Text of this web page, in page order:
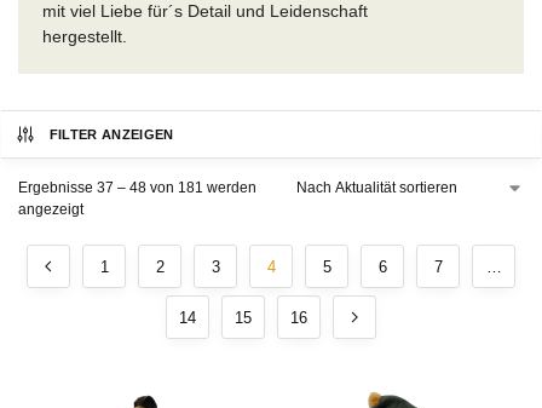
mit viel Liebe für´s Detail und Leidenschaft
hergestellt.
FILTER ANZEIGEN
Ergebnisse 37 – 48 von 181 werden
angezeigt
1 2 3 4 5 6 7 …
14 15 16